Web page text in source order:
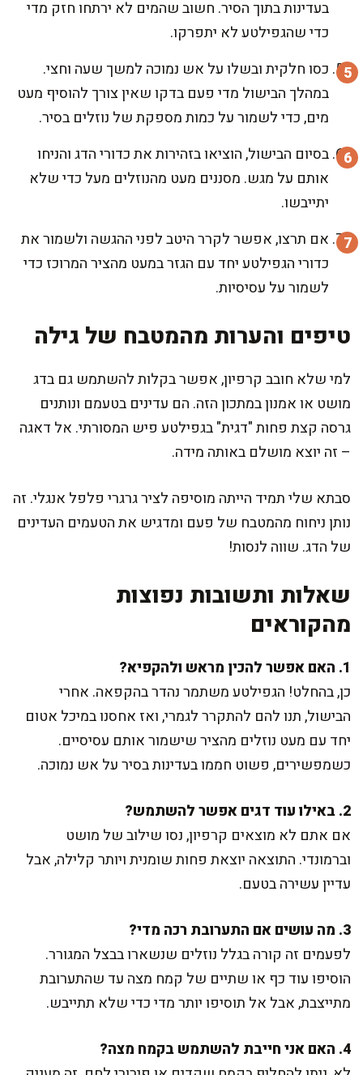
בעדינות בתוך הסיר. חשוב שהמים לא ירתחו חזק מדי
כדי שהגפילטע לא יתפרקו.
כסו חלקית ובשלו על אש נמוכה למשך שעה וחצי.
במהלך הבישול מדי פעם בדקו שאין צורך להוסיף מעט
מים, כדי לשמור על כמות מספקת של נוזלים בסיר.
בסיום הבישול, הוציאו בזהירות את כדורי הדג והניחו
אותם על מגש. מסננים מעט מהנוזלים מעל כדי שלא
יתייבשו.
אם תרצו, אפשר לקרר היטב לפני ההגשה ולשמור את
כדורי הגפילטע יחד עם הגזר במעט מהציר המרוכז כדי
לשמור על עסיסיות.
טיפים והערות מהמטבח של גילה
למי שלא חובב קרפיון, אפשר בקלות להשתמש גם בדג
מושט או אמנון במתכון הזה. הם עדינים בטעמם ונותנים
גרסה קצת פחות "דגית" בגפילטע פיש המסורתי. אל דאגה
– זה יוצא מושלם באותה מידה.
סבתא שלי תמיד הייתה מוסיפה לציר גרגרי פלפל אנגלי. זה
נותן ניחוח מהמטבח של פעם ומדגיש את הטעמים העדינים
של הדג. שווה לנסות!
שאלות ותשובות נפוצות
מהקוראים
1. האם אפשר להכין מראש ולהקפיא?
כן, בהחלט! הגפילטע משתמר נהדר בהקפאה. אחרי
הבישול, תנו להם להתקרר לגמרי, ואז אחסנו במיכל אטום
יחד עם מעט נוזלים מהציר שישמור אותם עסיסיים.
כשמפשירים, פשוט חממו בעדינות בסיר על אש נמוכה.
2. באילו עוד דגים אפשר להשתמש?
אם אתם לא מוצאים קרפיון, נסו שילוב של מושט
וברמונדי. התוצאה יוצאת פחות שומנית ויותר קלילה, אבל
עדיין עשירה בטעם.
3. מה עושים אם התערובת רכה מדי?
לפעמים זה קורה בגלל נוזלים שנשארו בבצל המגורר.
הוסיפו עוד כף או שתיים של קמח מצה עד שהתערובת
מתייצבת, אבל אל תוסיפו יותר מדי כדי שלא תתייבש.
4. האם אני חייבת להשתמש בקמח מצה?